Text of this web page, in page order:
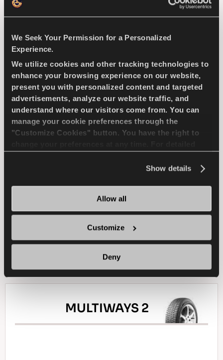
We Seek Your Permission for a Personalized
Experience.
We utilize cookies and other tracking technologies to
enhance your browsing experience on our website,
present you with personalized content and targeted
advertisements, analyze our website traffic, and
understand where our visitors come from. You can
manage your cookie preferences through the
"Customize Cookies" button. You have the right to
Show details
Allow all
Customize
Deny
كفاءة الوقود
ابحث عن وكيل تعرف على المزيد
ICEWAYS 2
الكبح على الجليد الاستخدام في الجليد
MULTIWAYS 2